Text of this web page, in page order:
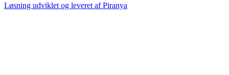
Løsning udviklet og leveret afPiranya